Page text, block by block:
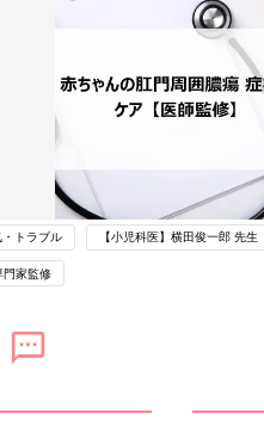
トラブル 【小児科医】横田俊一郎 先生
家監修